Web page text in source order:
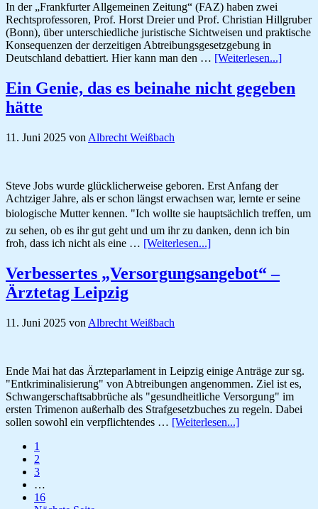
In der „Frankfurter Allgemeinen Zeitung“ (FAZ) haben zwei
Rechtsprofessoren, Prof. Horst Dreier und Prof. Christian Hillgruber
(Bonn), über unterschiedliche juristische Sichtweisen und praktische
Konsequenzen der derzeitigen Abtreibungsgesetzgebung in
Deutschland debattiert. Hier kann man den … [Weiterlesen...]
Ein Genie, das es beinahe nicht gegeben
hätte
11. Juni 2025 von Albrecht Weißbach
Steve Jobs wurde glücklicherweise geboren. Erst Anfang der
Achtziger Jahre, als er schon längst erwachsen war, lernte er seine
biologische Mutter kennen. "Ich wollte sie hauptsächlich treffen, um
zu sehen, ob es ihr gut geht und um ihr zu danken, denn ich bin
froh, dass ich nicht als eine … [Weiterlesen...]ÜberEin
es
Verbessertes „Versorgungsangebot“ –
Ärztetag Leipzig
11. Juni 2025 von Albrecht Weißbach
Ende Mai hat das Ärzteparlament in Leipzig einige Anträge zur sg.
"Entkriminalisierung" von Abtreibungen angenommen. Ziel ist es,
Schwangerschaftsabbrüche als "gesundheitliche Versorgung" im
ersten Trimenon außerhalb des Strafgesetzbuches zu regeln. Dabei
sollen sowohl ein verpflichtendes … [Weiterlesen...]ÜberVerbessertes
Seite
1
Seite
2
Seite
3
Zwischenseiten
…
Seite
16